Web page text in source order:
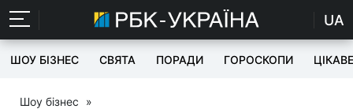
UA
ШОУ БІЗНЕС СВЯТА ПОРАДИ ГОРОСКОПИ ЦІКАВЕ
Шоу бізнес »